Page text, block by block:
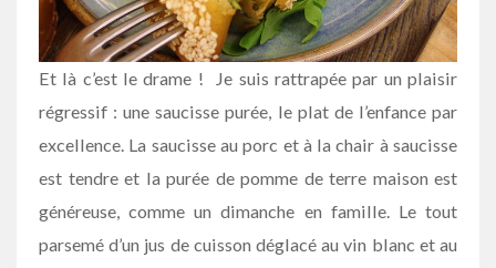
Et là c’est le drame ! Je suis rattrapée par un plaisir
régressif : une saucisse purée, le plat de l’enfance par
excellence. La saucisse au porc et à la chair à saucisse
est tendre et la purée de pomme de terre maison est
généreuse, comme un dimanche en famille. Le tout
parsemé d’un jus de cuisson déglacé au vin blanc et au